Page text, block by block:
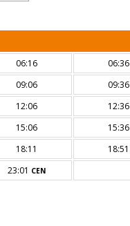
06:16
06:36
09:06
09:36
12:06
12:36
15:06
15:36
18:11
18:51
23:01 CEN